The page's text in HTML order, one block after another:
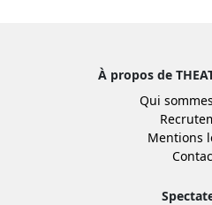
À propos de
Qui
Mentions